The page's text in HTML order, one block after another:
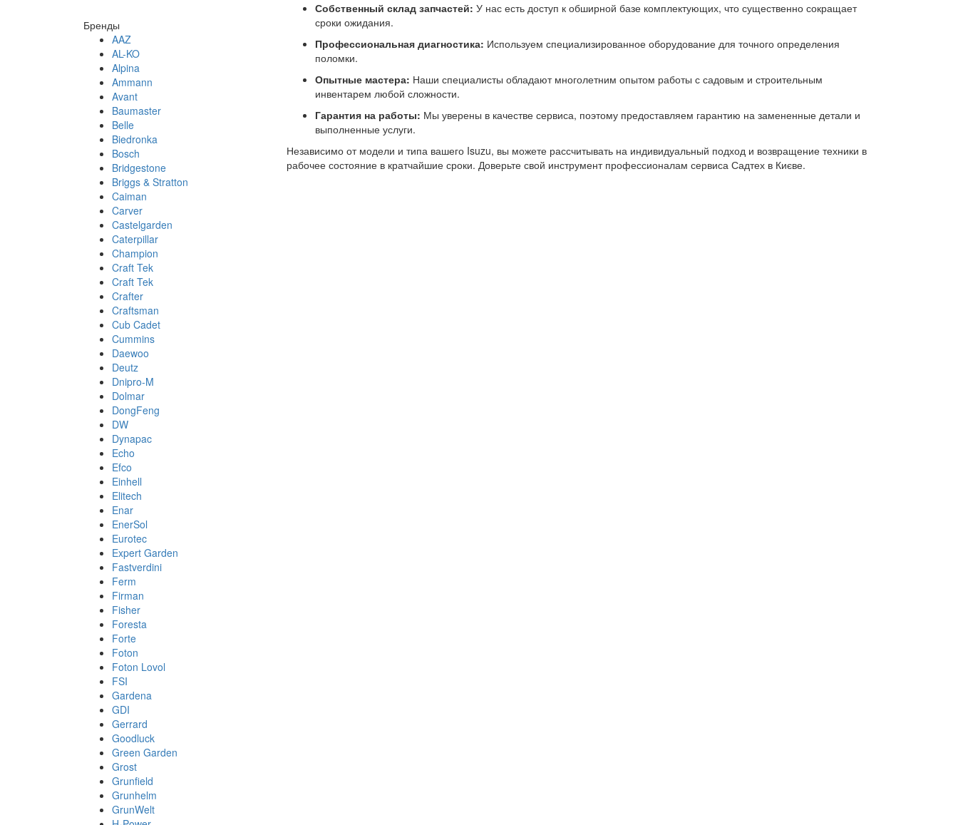
Бренды
AAZ
AL-KO
Alpina
Ammann
Avant
Baumaster
Belle
Biedronka
Bosch
Bridgestone
Briggs & Stratton
Caiman
Carver
Castelgarden
Caterpillar
Champion
Craft Tek
Craft Tek
Crafter
Craftsman
Cub Cadet
Cummins
Daewoo
Deutz
Dnipro-M
Dolmar
DongFeng
DW
Dynapac
Echo
Efco
Einhell
Elitech
Enar
EnerSol
Eurotec
Expert Garden
Fastverdini
Ferm
Firman
Fisher
Foresta
Forte
Foton
Foton Lovol
FSI
Gardena
GDI
Gerrard
Goodluck
Green Garden
Grost
Grunfield
Grunhelm
GrunWelt
Собственный склад запчастей: У нас есть доступ к обширной базе комплектующих, что существенно сокращает
сроки ожидания.
Профессиональная диагностика: Используем специализированное оборудование для точного определения
поломки.
Опытные мастера: Наши специалисты обладают многолетним опытом работы с садовым и строительным
инвентарем любой сложности.
Гарантия на работы: Мы уверены в качестве сервиса, поэтому предоставляем гарантию на замененные детали и
выполненные услуги.
Независимо от модели и типа вашего Isuzu, вы можете рассчитывать на индивидуальный подход и возвращение техники в
рабочее состояние в кратчайшие сроки. Доверьте свой инструмент профессионалам сервиса Садтех в Києве.